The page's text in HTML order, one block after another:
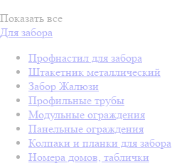
Показать все
Для забора
Профнастил для забора
Штакетник металлический
Забор Жалюзи
Профильные трубы
Модульные ограждения
Панельные ограждения
Колпаки и планки для забора
Номера домов, таблички